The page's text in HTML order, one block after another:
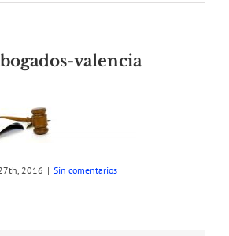
valencia
2016 | Sin comentarios